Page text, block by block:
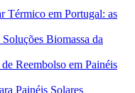
Térmico em Portugal: as
Biomassa da
Reembolso em Painéis
Painéis Solares